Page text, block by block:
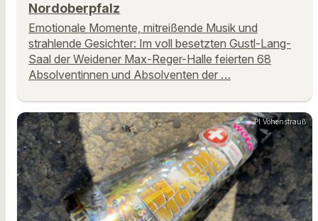
Nordoberpfalz
Emotionale Momente, mitreißende Musik und
strahlende Gesichter: Im voll besetzten Gustl-Lang-
Saal der Weidener Max-Reger-Halle feierten 68
Absolventinnen und Absolventen der …
PI Vohenstrauß